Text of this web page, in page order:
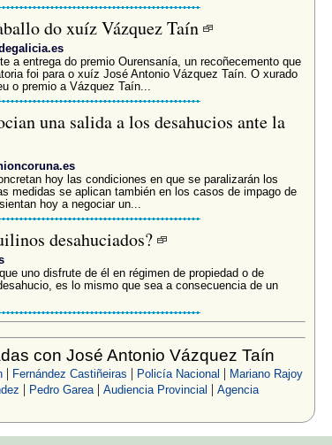
do xuíz Vázquez Taín
a entrega do premio Ourensanía, un recoñecemento que
foi para o xuíz José Antonio Vázquez Taín. O xurado
o premio a Vázquez Taín...
una salida a los desahucios ante la
hoy las condiciones en que se paralizarán los
medidas se aplican también en los casos de impago de
hoy a negociar un...
desahuciados?
uno disfrute de él en régimen de propiedad o de
es lo mismo que sea a consecuencia de un
con José Antonio Vázquez Taín
| Fernández Castiñeiras | Policía Nacional | Mariano Rajoy
| Pedro Garea| Audiencia Provincial | Agencia